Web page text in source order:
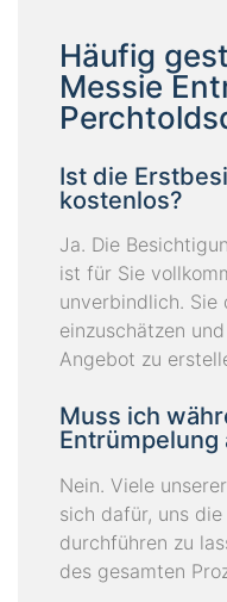
Häufig
Messie
Ist die
kostenlos?
Ja. Die
ist für Sie
unverbindlich. Sie
einzuschätzen
Angebot zu
Muss ich
Entrümpelung
Nein. Viele
sich dafür, uns
durchführen zu
des gesamten